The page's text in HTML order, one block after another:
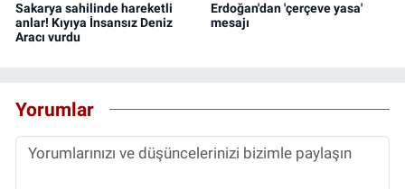
Sakarya sahilinde hareketli
anlar! Kıyıya İnsansız Deniz
Aracı vurdu
Erdoğan'dan 'çerçeve yasa'
mesajı
Yorumlar